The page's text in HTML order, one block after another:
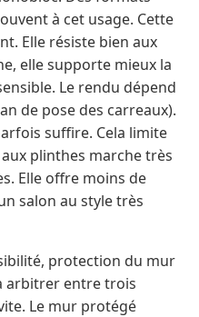
à cet usage. Cette
Elle résiste bien aux
elle supporte mieux la
Le rendu dépend
de pose des carreaux).
suffire. Cela limite
plinthes marche très
Elle offre moins de
salon au style très
protection du mur
arbitrer entre trois
Le mur protégé